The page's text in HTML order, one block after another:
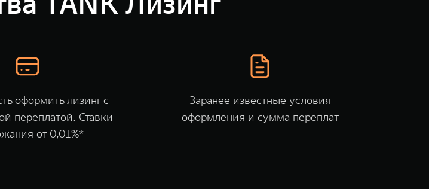
оформить лизинг с
переплатой. Ставки
от 0,01%*
Заранее известные условия
оформления и сумма переплат